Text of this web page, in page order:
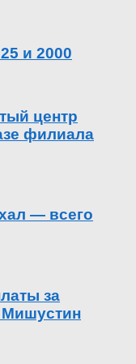
и 2000
центр
филиала
— всего
за
Мишустин